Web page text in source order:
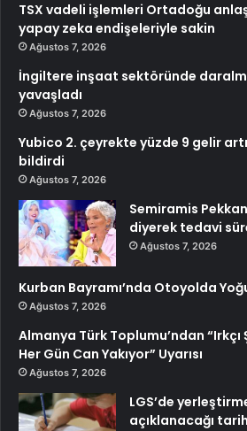
TSX vadeli işlemleri Ortadoğu
yapay zeka endişeleriyle sakin
Ağustos 7, 2026
İngiltere inşaat sektöründe
yavaşladı
Ağustos 7, 2026
Yubico 2. çeyrekte yüzde 9 gelir
bildirdi
Ağustos 7, 2026
Semiramis
diyerek tedavi
Ağustos 7, 2026
Kurban Bayramı’nda Otoyolda
Ağustos 7, 2026
Almanya Türk Toplumu’ndan
Her Gün Can Yakıyor” Uyarısı
Ağustos 7, 2026
LGS’de
açıklanacağı